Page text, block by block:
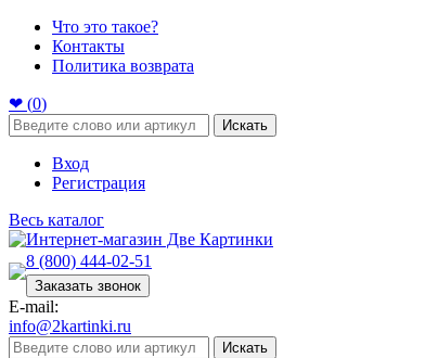
Что это такое?
Контакты
Политика возврата
❤ (0)
Искать
Вход
Регистрация
Весь каталог
8 (800) 444-02-51
Заказать звонок
E-mail:
info@2kartinki.ru
Искать